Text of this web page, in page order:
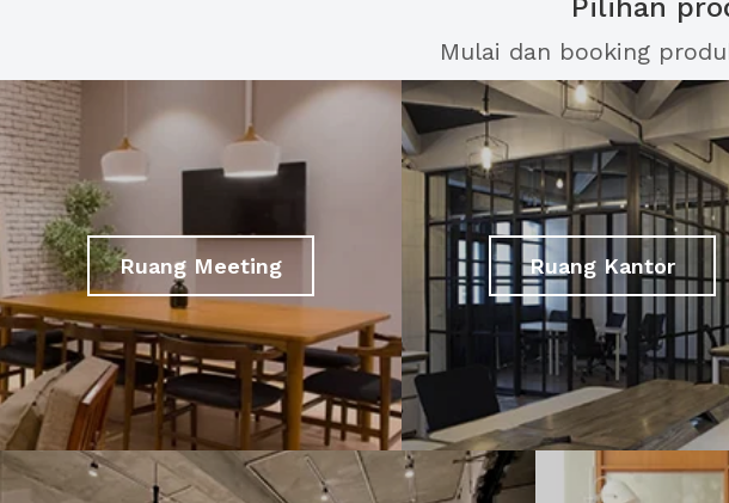
Pilihan
Mulai dan booking
Ruang Meeting Ruang Kantor